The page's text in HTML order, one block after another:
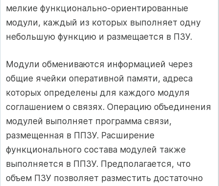
мелкие функционально-ориентированные
модули, каждый из которых выполняет одну
небольшую функцию и размещается в ПЗУ.
Модули обмениваются информацией через
общие ячейки оперативной памяти, адреса
которых определены для каждого модуля
соглашением о связях. Операцию объединения
модулей выполняет программа связи,
размещенная в ППЗУ. Расширение
функционального состава модулей также
выполняется в ППЗУ. Предполагается, что
объем ПЗУ позволяет разместить достаточно